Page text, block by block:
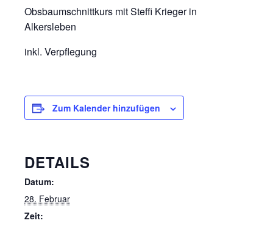
Obsbaumschnittkurs mit Steffi Krieger in
Alkersleben
inkl. Verpflegung
Zum Kalender hinzufügen
DETAILS
Datum:
28. Februar
Zeit: